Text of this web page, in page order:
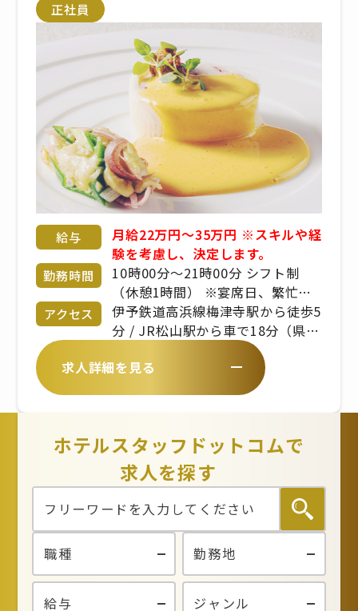
正社員
給与
月給22万円～35万円 ※スキルや経
験を考慮し、決定します。
勤務時間
10時00分〜21時00分 シフト制
（休憩1時間） ※宴席日、繁忙期
により変動あり ※出勤時間、勤務
時間は、拠点により異なります
アクセス
伊予鉄道高浜線梅津寺駅から徒歩5
分 / JR松山駅から車で18分（県道
19号線沿い／松山港線）
求人詳細を見る
ホテルスタッフドットコムで
求人を探す